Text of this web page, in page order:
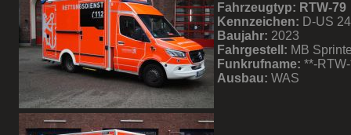
Fahrzeugtyp: RTW-79
Kennzeichen: D-US
Baujahr: 2023
Fahrgestell: MB
Funkrufname: **-
Ausbau: WAS